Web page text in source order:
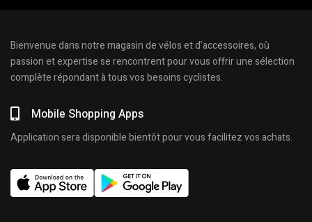
Bienvenue dans notre magasin de vélos et d’accessoires, où
passion et expertise se rencontrent pour vous offrir une sélection
complète répondant à tous vos besoins cyclistes.
Mobile Shopping Apps
Application sera disponible bientôt pour vous facilitez vos achats.